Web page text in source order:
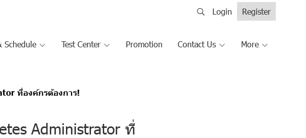
Login Register
Schedule Test Center Promotion Contact Us More
ที่องค์กรต้องการ!
Administrator ที่